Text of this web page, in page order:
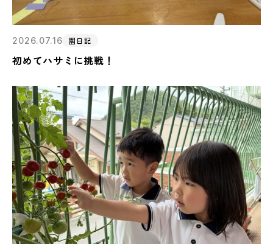
2026.07.16 園日記
初めてハサミに挑戦！